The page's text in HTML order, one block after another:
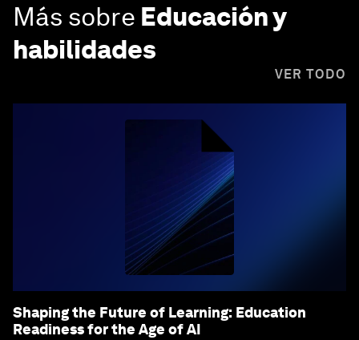
Más sobre Educación y
habilidades
VER TODO
Shaping the Future of Learning: Education
Readiness for the Age of AI